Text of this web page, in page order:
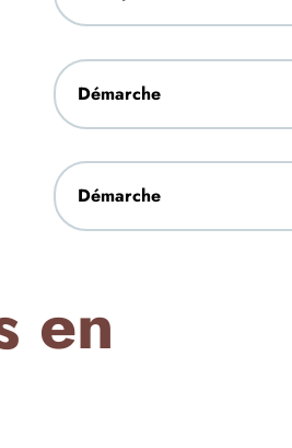
Démarche
Démarche
en